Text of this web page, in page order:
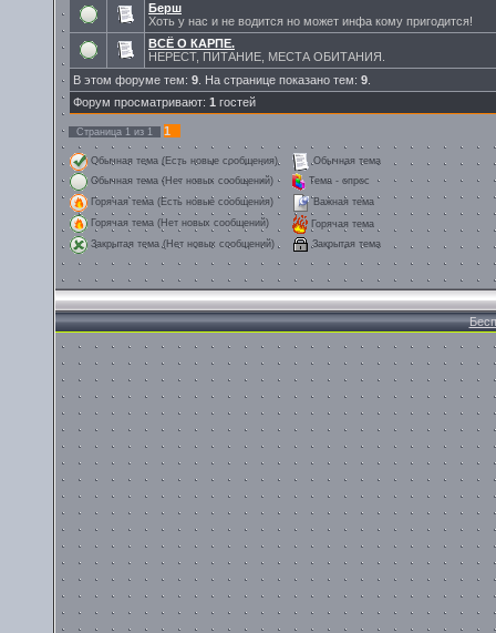
Берш
Хоть у нас и не водится но может инфа кому пригодится!
ВСЁ О КАРПЕ.
НЕРЕСТ, ПИТАНИЕ, МЕСТА ОБИТАНИЯ.
В этом форуме тем: 9 . На странице показано тем: 9
Форум просматривают: 1 гостей
Страница 1 из 1 1
Обычная тема (Есть новые сообщения)
Обычная тема
Обычная тема (Нет новых сообщений)
Тема - опрос
Горячая тема (Есть новые сообщения)
Важная тема
Горячая тема (Нет новых сообщений)
Горячая тема
Закрытая тема (Нет новых сообщений)
Закрытая тема